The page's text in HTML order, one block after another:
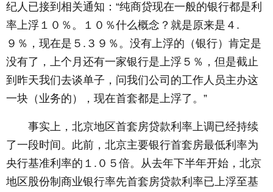
纪人已接到相关通知：“纯商贷现在一般的银行都是利
率上浮１０％。１０％什么概念？就是原来是４.
９％，现在是５.３９％。没有上浮的（银行）肯定是
没有了，上个月还有一家银行是上浮５％，但是截止
到昨天我们去谈单子，问我们公司的工作人员主办这
一块（业务的），现在首套都是上浮了。”
事实上，北京地区首套房贷款利率上调已经持续
了一段时间。此前，北京主要银行首套房最低利率为
央行基准利率的１.０５倍。从去年下半年开始，北京
地区股份制商业银行率先首套房贷款利率已上浮至基